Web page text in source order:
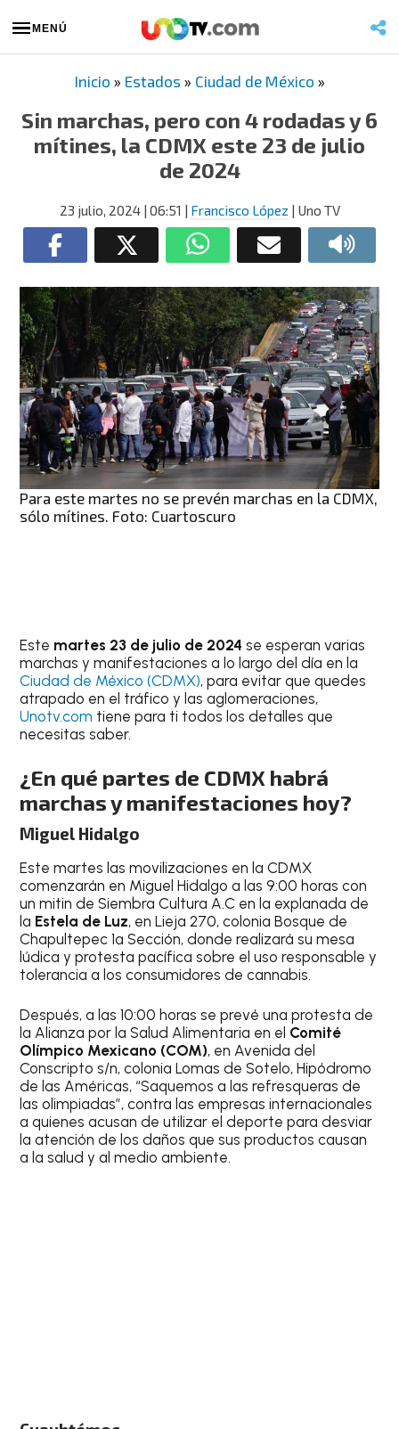
MENÚ
Inicio » Estados » Ciudad de México »
Sin marchas, pero con 4 rodadas y 6
mítines, la CDMX este 23 de julio
de 2024
23 julio, 2024| 06:51 | Francisco López | Uno TV
Para este martes no se prevén marchas en la CDMX,
sólo mítines. Foto: Cuartoscuro
Este martes 23 de julio de 2024 se esperan varias
marchas y manifestaciones a lo largo del día en la
Ciudad de México (CDMX), para evitar que quedes
atrapado en el tráfico y las aglomeraciones,
Unotv.com tiene para ti todos los detalles que
necesitas saber.
¿En qué partes de CDMX habrá
marchas y manifestaciones hoy?
Miguel Hidalgo
Este martes las movilizaciones en la CDMX
comenzarán en Miguel Hidalgo a las 9:00 horas con
un mitin de Siembra Cultura A.C en la explanada de
la Estela de Luz, en Lieja 270, colonia Bosque de
Chapultepec 1ª Sección, donde realizará su mesa
lúdica y protesta pacífica sobre el uso responsable y
tolerancia a los consumidores de cannabis.
Después, a las 10:00 horas se prevé una protesta de
la Alianza por la Salud Alimentaria en el Comité
Olímpico Mexicano (COM), en Avenida del
Conscripto s/n, colonia Lomas de Sotelo, Hipódromo
de las Américas, “Saquemos a las refresqueras de
las olimpiadas”, contra las empresas internacionales
a quienes acusan de utilizar el deporte para desviar
la atención de los daños que sus productos causan
a la salud y al medio ambiente.